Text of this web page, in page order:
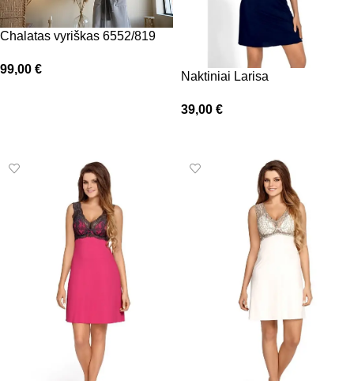
Chalatas vyriškas 6552/819
99,00 €
Naktiniai Larisa
39,00 €